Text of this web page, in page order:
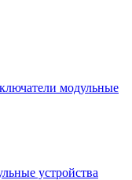
модульные
устройства